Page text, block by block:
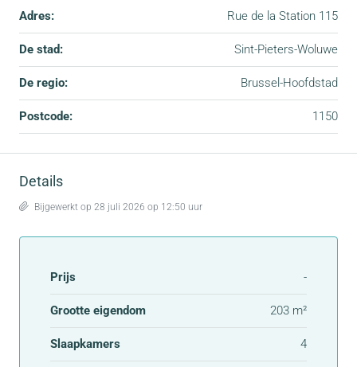
Adres: Rue de la Station 115
De stad: Sint-Pieters-Woluwe
De regio: Brussel-Hoofdstad
Postcode: 1150
Details
Bijgewerkt op 28 juli 2026 op 12:50 uur
Prijs -
Grootte eigendom 203 m²
Slaapkamers 4